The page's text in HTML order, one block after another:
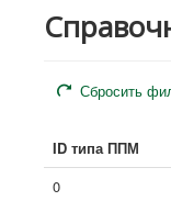
Сбросить
ID типа ППМ
0